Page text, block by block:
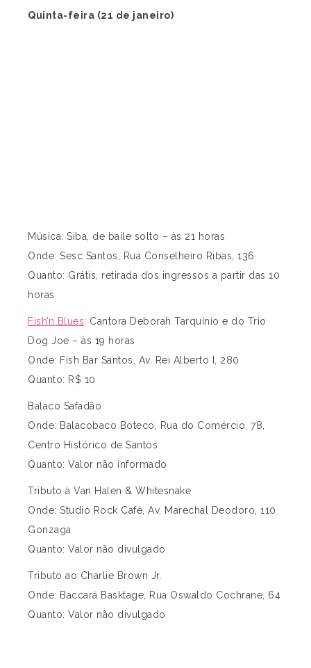
Quinta-feira (21 de janeiro)
Música: Siba, de baile solto – às 21 horas
Onde: Sesc Santos, Rua Conselheiro Ribas, 136
Quanto: Grátis, retirada dos ingressos a partir das 10
horas
Fish’n Blues: Cantora Deborah Tarquínio e do Trio
Dog Joe – às 19 horas
Onde: Fish Bar Santos, Av. Rei Alberto I, 280
Quanto: R$ 10
Balaco Safadão
Onde: Balacobaco Boteco, Rua do Comércio, 78,
Centro Histórico de Santos
Quanto: Valor não informado
Tributo à Van Halen & Whitesnake
Onde: Studio Rock Café, Av. Marechal Deodoro, 110
Gonzaga
Quanto: Valor não divulgado
Tributo ao Charlie Brown Jr.
Onde: Baccará Basktage, Rua Oswaldo Cochrane, 64
Quanto: Valor não divulgado